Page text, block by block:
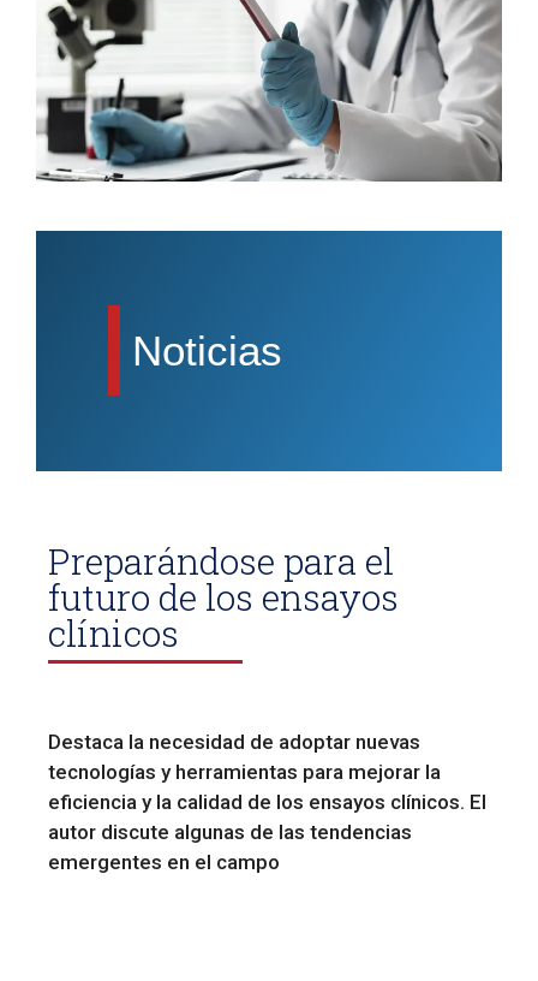
Noticias
Preparándose para el
futuro de los ensayos
clínicos
Destaca la necesidad de adoptar nuevas
tecnologías y herramientas para mejorar la
eficiencia y la calidad de los ensayos clínicos. El
autor discute algunas de las tendencias
emergentes en el campo